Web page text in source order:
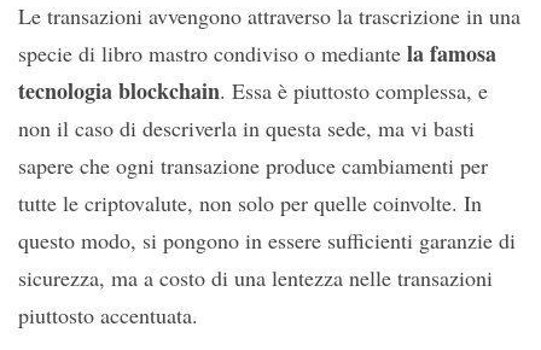
Le transazioni avvengono attraverso la trascrizione in una
specie di libro mastro condiviso o mediante la famosa
tecnologia blockchain. Essa è piuttosto complessa, e
non il caso di descriverla in questa sede, ma vi basti
sapere che ogni transazione produce cambiamenti per
tutte le criptovalute, non solo per quelle coinvolte. In
questo modo, si pongono in essere sufficienti garanzie di
sicurezza, ma a costo di una lentezza nelle transazioni
piuttosto accentuata.